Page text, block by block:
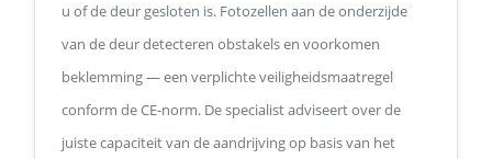
u of de deur gesloten is. Fotozellen aan de onderzijde
van de deur detecteren obstakels en voorkomen
beklemming — een verplichte veiligheidsmaatregel
conform de CE-norm. De specialist adviseert over de
juiste capaciteit van de aandrijving op basis van het